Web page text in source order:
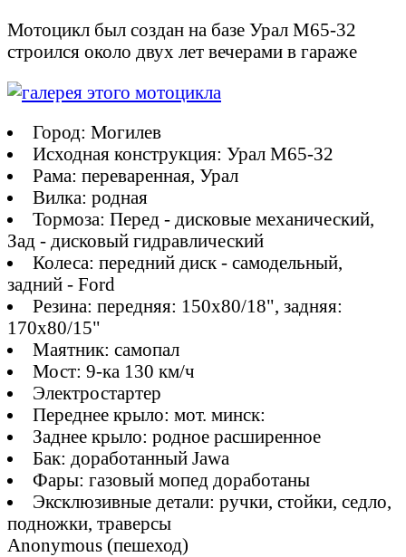
Мотоцикл был создан на базе Урал М65-32
строился около двух лет вечерами в гараже
Город: Могилев
Исходная конструкция: Урал М65-32
Рама: переваренная, Урал
Вилка: родная
Тормоза: Перед - дисковые механический,
Зад - дисковый гидравлический
Колеса: передний диск - самодельный,
задний - Ford
Резина: передняя: 150х80/18", задняя:
170х80/15"
Маятник: самопал
Мост: 9-ка 130 км/ч
Электростартер
Переднее крыло: мот. минск:
Заднее крыло: родное расширенное
Бак: доработанный Jawa
Фары: газовый мопед доработаны
Эксклюзивные детали: ручки, стойки, седло,
подножки, траверсы
Anonymous (пешеход)